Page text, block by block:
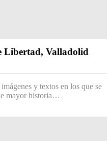
Libertad, Valladolid
y textos en los que se
mayor historia…